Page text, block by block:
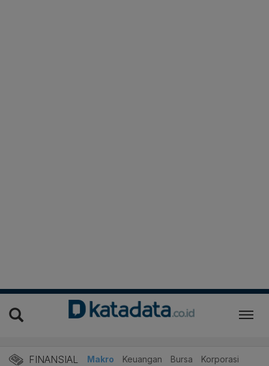
FINANSIAL Makro Keuangan Bursa Korporasi